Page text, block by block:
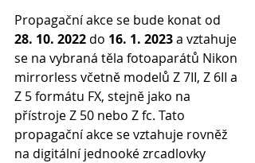
Propagační akce se bude konat od
28. 10. 2022 do 16. 1. 2023 a vztahuje
se na vybraná těla fotoaparátů Nikon
mirrorless včetně modelů Z 7II, Z 6II a
Z 5 formátu FX, stejně jako na
přístroje Z 50 nebo Z fc. Tato
propagační akce se vztahuje rovněž
na digitální jednooké zrcadlovky